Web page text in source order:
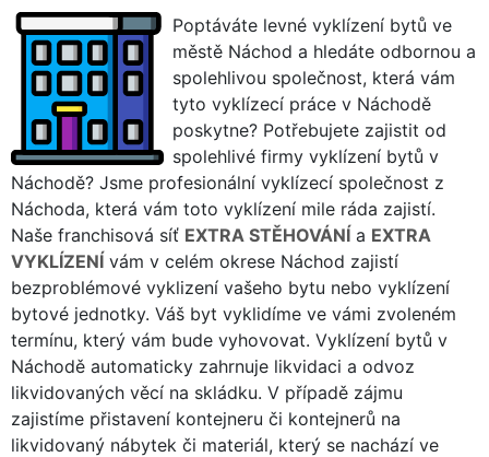
Poptáváte levné vyklízení bytů ve
městě Náchod a hledáte odbornou a
spolehlivou společnost, která vám
tyto vyklízecí práce v Náchodě
poskytne? Potřebujete zajistit od
spolehlivé firmy vyklízení bytů v
Náchodě? Jsme profesionální vyklízecí společnost z
Náchoda, která vám toto vyklízení mile ráda zajistí.
Naše franchisová síť EXTRA STĚHOVÁNÍ a EXTRA
VYKLÍZENÍ vám v celém okrese Náchod zajistí
bezproblémové vyklizení vašeho bytu nebo vyklízení
bytové jednotky. Váš byt vyklidíme ve vámi zvoleném
termínu, který vám bude vyhovovat. Vyklízení bytů v
Náchodě automaticky zahrnuje likvidaci a odvoz
likvidovaných věcí na skládku. V případě zájmu
zajistíme přistavení kontejneru či kontejnerů na
likvidovaný nábytek či materiál, který se nachází ve